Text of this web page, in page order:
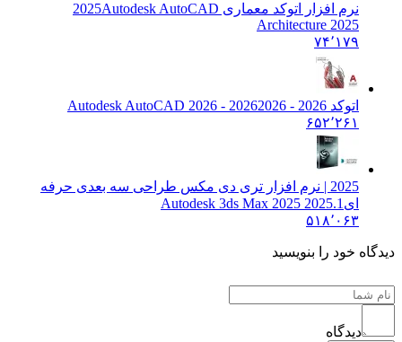
نرم افزار اتوکد معماری 2025 Autodesk AutoCAD
Architecture 2025
۷۴٬۱۷۹
اتوکد 2026 - 2026
2026 - Autodesk AutoCAD 2026
۶۵۲٬۲۶۱
2025 | نرم افزار تری دی مکس طراحی سه بعدی حرفه
ای Autodesk 3ds Max 2025 2025.1
۵۱۸٬۰۶۳
دیدگاه خود را بنویسید
دیدگاه